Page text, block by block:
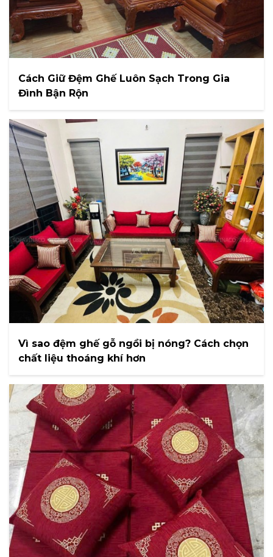
Cách Giữ Đệm Ghế Luôn Sạch Trong Gia
Đình Bận Rộn
Vì sao đệm ghế gỗ ngồi bị nóng? Cách chọn
chất liệu thoáng khí hơn